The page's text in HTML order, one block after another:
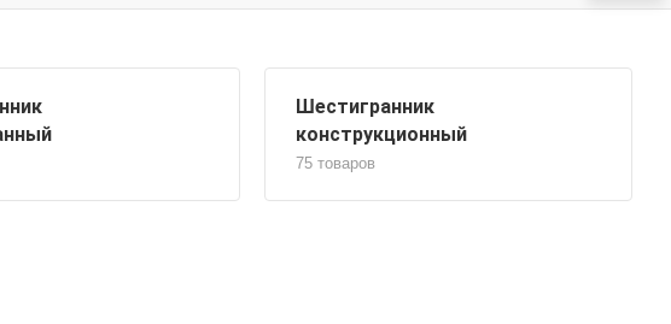
Шестигранник
конструкционный
75 товаров